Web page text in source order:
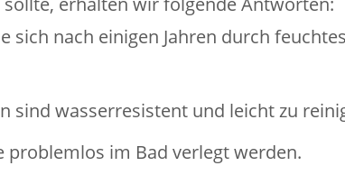
sich nach einigen Jahren durch feuchtes
sind wasserresistent und leicht zu
problemlos im Bad verlegt werden.